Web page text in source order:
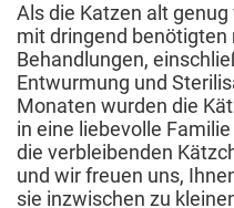
Als die Katzen alt
mit dringend benötigten
Behandlungen,
Entwurmung und
Monaten wurden die
in eine liebevolle
die verbleibenden
und wir freuen uns,
sie inzwischen zu